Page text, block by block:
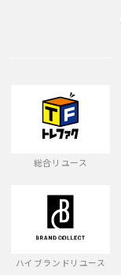
総合リユース
ハイブランドリユース